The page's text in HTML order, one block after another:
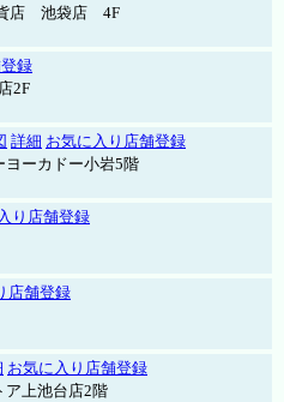
貨店 池袋店 4F
録
2F
詳細 お気に入り店舗登録
ヨーカドー小岩5階
り店舗登録
店舗登録
お気に入り店舗登録
ア上池台店2階